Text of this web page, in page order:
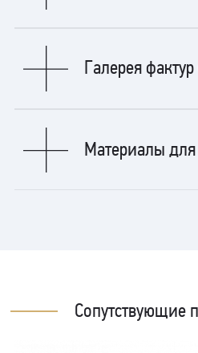
Перед нанесением размешать материал
10-15 мин. чистой широкой кистью
Галерея
Материалы
Каталог продукции Elf Decor™
Сопутствующие